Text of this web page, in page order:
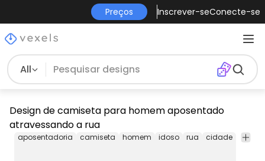
Preços Inscrever-seConecte-se
All
Design de camiseta para homem aposentado
atravessando a rua
aposentadoria camiseta homem idoso rua cidade